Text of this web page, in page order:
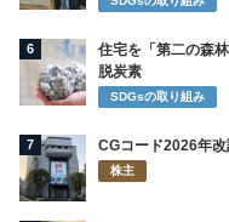
6
住宅を「第二の森
脱炭素
SDGsの取り組み
7 CGコード2026年
株主